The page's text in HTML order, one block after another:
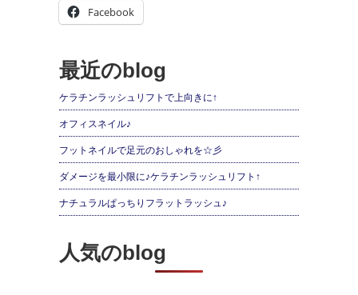
Facebook
最近のblog
ケラチンラッシュリフトで上向きに↑
オフィスネイル♪
フットネイルで足元のおしゃれを☆彡
ダメージを最小限に♪ケラチンラッシュリフト↑
ナチュラルぱっちりフラットラッシュ♪
人気のblog